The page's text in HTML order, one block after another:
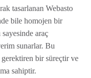
tasarlanan Webasto
bile homojen bir
araç
sunarlar. Bu
gerektiren bir süreçtir ve
sahiptir.